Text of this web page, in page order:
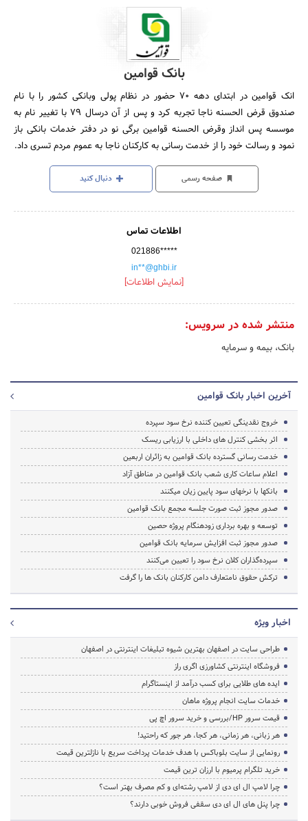
بانک قوامین
انک قوامین در ابتدای دهه 70 حضور در نظام پولی وبانکی کشور را با نام
صندوق قرض الحسنه ناجا تجربه کرد و پس از آن درسال 79 با تغییر نام به
موسسه پس انداز وقرض الحسنه قوامین برگی نو در دفتر خدمات بانکی باز
نمود و رسالت خود را از خدمت رسانی به کارکنان ناجا به عموم مردم تسری داد.
صفحه رسمی دنبال کنید
اطلاعات تماس
021886*****
in**@ghbi.ir
[نمایش اطلاعات]
منتشر شده در سرویس:
بانک، بیمه و سرمایه
آخرین اخبار بانک قوامین
خروج نقدینگی تعیین کننده نرخ سود سپرده
اثر بخشی کنترل های داخلی با ارزیابی ریسک
خدمت رسانی گسترده بانک قوامین به زائران اربعین
اعلام ساعات کاری شعب بانک قوامین در مناطق آزاد
بانک‎ها با نرخ‎های سود پایین زیان می‎کنند
صدور مجوز ثبت صورت‎ جلسه مجمع بانک قوامین
توسعه و بهره برداری زودهنگام پروژه حصین
صدور مجوز ثبت افزایش سرمایه بانک قوامین
سپرده‌گذاران کلان نرخ سود را تعیین می‌کنند
ترکش حقوق نامتعارف دامن کارکنان بانک ها را گرفت
اخبار ویژه
طراحی سایت در اصفهان بهترین شیوه تبلیغات اینترنتی در اصفهان
فروشگاه اینترنتی کشاورزی اگری راز
ایده های طلایی برای کسب درآمد از اینستاگرام
خدمات سایت انجام پروژه ماهان
قیمت سرور HP/بررسی و خرید سرور اچ پی
هر زبانی، هر زمانی، هر کجا، هر جور که راحتید!
رونمایی از سایت بلوباکس با هدف خدمات پرداخت سریع با نازلترین قیمت
خرید تلگرام پرمیوم با ارزان ترین قیمت
چرا لامپ ال ای دی از لامپ رشته‌ای و کم مصرف بهتر است؟
چرا پنل های ال ای دی سقفی فروش خوبی دارند؟